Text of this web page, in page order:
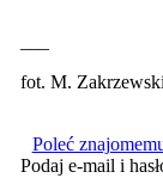
fot. M. Zakrzewski
Poleć
Podaj e-mail i